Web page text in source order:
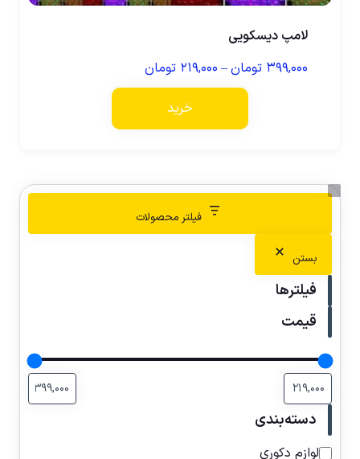
لامپ دیسکویی
۳۹۹,۰۰۰ تومان– ۲۱۹,۰۰۰ تومان
خرید
فیلتر محصولات
بستن
فیلترها
قیمت
دسته‌بندی
لوازم دکوری